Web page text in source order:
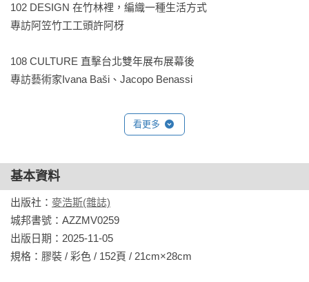
「台北蚤之市」創辦人Willy X 「舊物盛典」創辦人張家豪
藝術家吳美琪 X 飾品設計師mEltEd potato
洛杉磯新銳街頭品牌Drought
專訪設計師陳冠穎、重生看板屋
086 如何開始入手古董家具？
專訪資深家具藏家Design Mania麥克雞塊
088 我們的音樂記憶：華語經典 X 新世代懷舊
102 DESIGN 在竹林裡，編織一種生活方式
專訪阿笠竹工工頭許阿枒
108 CULTURE 直擊台北雙年展布展幕後
專訪藝術家Ivana Baši、Jacopo Benassi
116 CULTURE 從合作開啟下個世代的藝術風景
京都ACK藝博會X在地小眾探店
122 CULTURE 極致美學路上的醜陋與殘酷
128 CULTURE 台漫出海日誌！日本航線的風景與挑戰
專訪漫畫家高妍X蓋亞文化X文策院
看更多
基本資料
出版社： 麥浩斯(雜誌)
城邦書號：AZZMV0259
出版日期：2025-11-05
規格：膠裝 / 彩色 / 152頁 / 21cm×28cm